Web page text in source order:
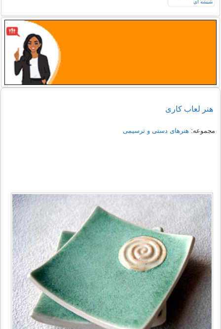
هنر لعاب کاری
مجموعه: هنرهای دستی و ترسیمی